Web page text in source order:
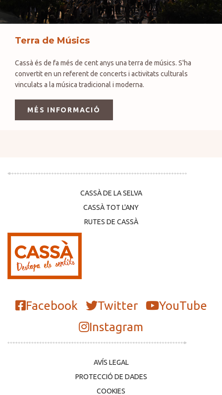
Terra de Músics
Cassà és de fa més de cent anys una terra de músics. S'ha
convertit en un referent de concerts i activitats culturals
vinculats a la música tradicional i moderna.
MÉS INFORMACIÓ
CASSÀ DE LA SELVA
CASSÀ TOT L'ANY
RUTES DE CASSÀ
Facebook Twitter
YouTube
Instagram
AVÍS LEGAL
PROTECCIÓ DE DADES
COOKIES